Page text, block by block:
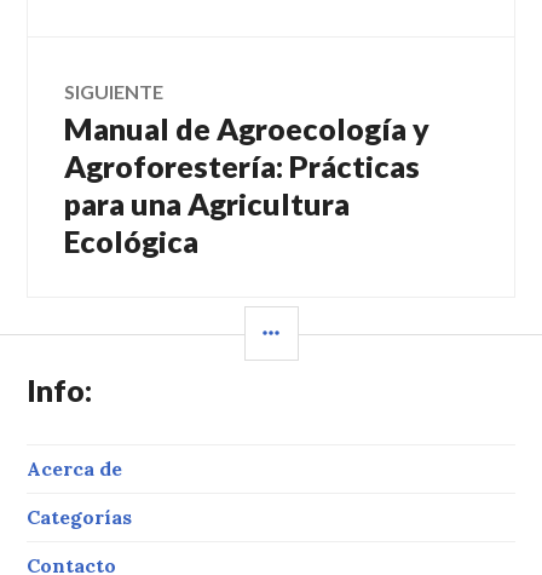
SIGUIENTE
Entrada
siguiente:
Manual de Agroecología y
Agroforestería: Prácticas
para una Agricultura
Ecológica
LATERAL
Info:
Acerca de
Categorías
Contacto